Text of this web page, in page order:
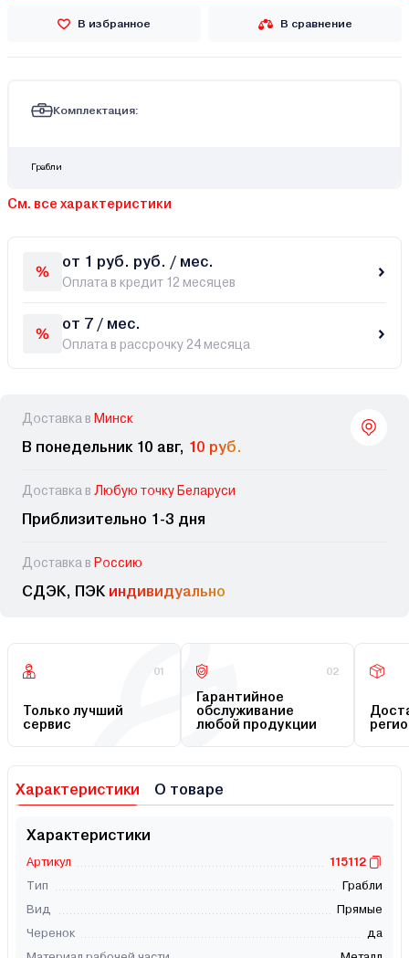
В избранное В сравнение
Комплектация:
Грабли
См. все характеристики
от 1 руб. руб. / мес.
Оплата в кредит 12 месяцев
от 7 / мес.
Оплата в рассрочку 24 месяца
Доставка в Минск
В понедельник 10 авг, 10 руб.
Доставка в Любую точку Беларуси
Приблизительно 1-3 дня
Доставка в Россию
СДЭК, ПЭК индивидуально
01
Только лучший
сервис
02
Гарантийное
обслуживание
любой продукции
Характеристики О товаре
Характеристики
Артикул
115112
Тип
Грабли
Вид
Прямые
Черенок
да